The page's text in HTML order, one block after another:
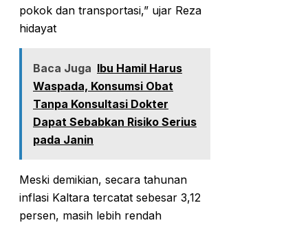
pokok dan transportasi,” ujar Reza
hidayat
Baca Juga Ibu Hamil Harus
Waspada, Konsumsi Obat
Tanpa Konsultasi Dokter
Dapat Sebabkan Risiko Serius
pada Janin
Meski demikian, secara tahunan
inflasi Kaltara tercatat sebesar 3,12
persen, masih lebih rendah